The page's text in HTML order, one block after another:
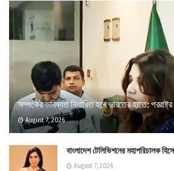
সম্পর্কের ভবিষ্যত নির্ধারিত হবে ভারতের হাতে: পররাষ্ট্র
August 7, 2026
বাংলাদেশ টেলিভিশনের মহাপরিচালক
August 7, 2026